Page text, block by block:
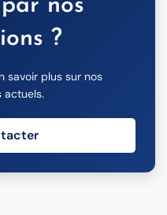
nos
?
savoir plus sur nos
actuels.